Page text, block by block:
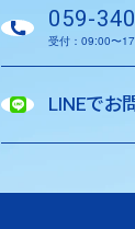
059-
受付：09:00〜
LINEでお